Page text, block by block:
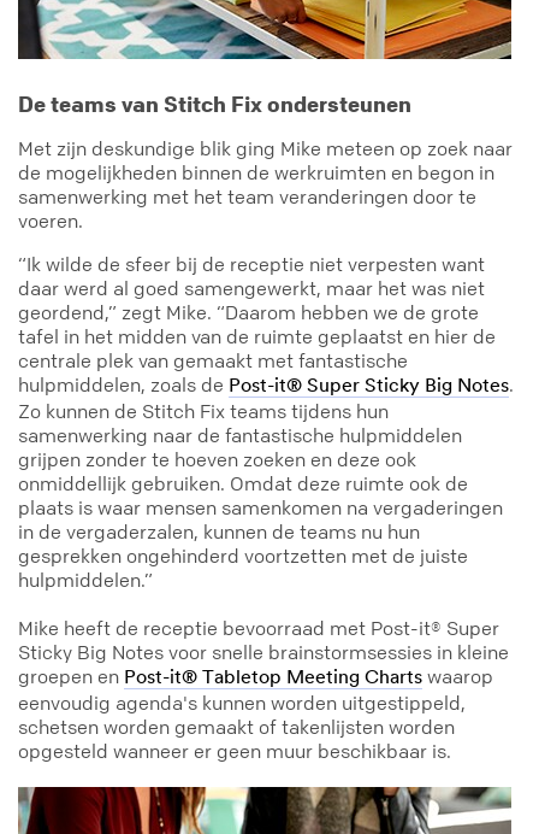
De teams van Stitch Fix ondersteunen
Met zijn deskundige blik ging Mike meteen op zoek naar
de mogelijkheden binnen de werkruimten en begon in
samenwerking met het team veranderingen door te
voeren.
“Ik wilde de sfeer bij de receptie niet verpesten want
daar werd al goed samengewerkt, maar het was niet
geordend,” zegt Mike. “Daarom hebben we de grote
tafel in het midden van de ruimte geplaatst en hier de
centrale plek van gemaakt met fantastische
hulpmiddelen, zoals de Post-it® Super Sticky Big Notes.
Zo kunnen de Stitch Fix teams tijdens hun
samenwerking naar de fantastische hulpmiddelen
grijpen zonder te hoeven zoeken en deze ook
onmiddellijk gebruiken. Omdat deze ruimte ook de
plaats is waar mensen samenkomen na vergaderingen
in de vergaderzalen, kunnen de teams nu hun
gesprekken ongehinderd voortzetten met de juiste
hulpmiddelen.”
Mike heeft de receptie bevoorraad met Post-it® Super
Sticky Big Notes voor snelle brainstormsessies in kleine
groepen en Post-it® Tabletop Meeting Charts waarop
eenvoudig agenda's kunnen worden uitgestippeld,
schetsen worden gemaakt of takenlijsten worden
opgesteld wanneer er geen muur beschikbaar is.